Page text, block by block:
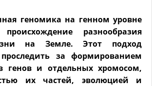
геномика на генном уровне
происхождение разнообразия
на Земле. Этот подход
проследить за формированием
генов и отдельных хромосом,
их частей, эволюцией и